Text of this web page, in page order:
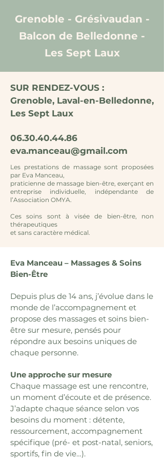
Grenoble - Grésivaudan -
Balcon de Belledonne -
Les Sept Laux
SUR RENDEZ-VOUS :
Grenoble, Laval-en-Belledonne,
Les Sept Laux
06.30.40.44.86
eva.manceau@gmail.com
Les prestations de massage sont proposées
par Eva Manceau,
praticienne de massage bien-être, exerçant en
entreprise individuelle, indépendante de
l’Association OMYA.
Ces soins sont à visée de bien-être, non
thérapeutiques
et sans caractère médical.
Eva Manceau – Massages & Soins
Bien-Être
Depuis plus de 14 ans, j’évolue dans le
monde de l’accompagnement et
propose des massages et soins bien-
être sur mesure, pensés pour
répondre aux besoins uniques de
chaque personne.
Une approche sur mesure
Chaque massage est une rencontre,
un moment d’écoute et de présence.
J’adapte chaque séance selon vos
besoins du moment : détente,
ressourcement, accompagnement
spécifique (pré- et post-natal, seniors,
sportifs, fin de vie…).